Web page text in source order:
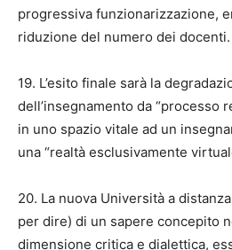
progressiva funzionarizzazione,
riduzione del numero dei docenti.
19. L’esito finale sarà la
dell’insegnamento da “processo
in uno spazio vitale ad un
una “realtà esclusivamente
20. La nuova Università a
per dire) di un sapere concepito
dimensione critica e dialettica,